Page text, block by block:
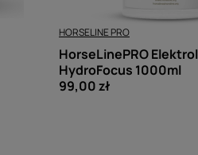
HORSELINE PRO
HorseLinePRO
HydroFocus 1000ml
99,00 zł